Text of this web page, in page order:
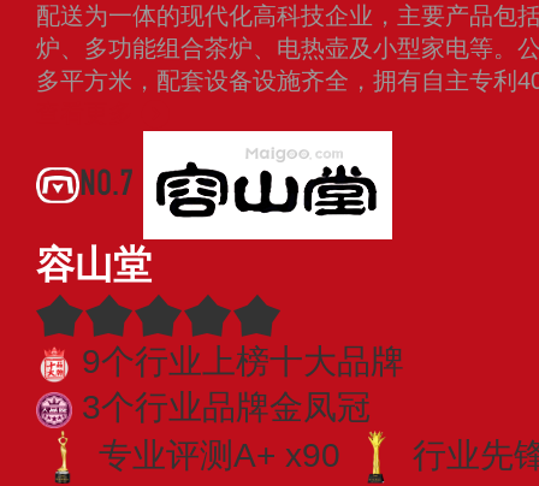
配送为一体的现代化高科技企业，主要产品包
炉、多功能组合茶炉、电热壶及小型家电等。
多平方米，配套设备设施齐全，拥有自主专利
NO.7
容山堂
9个行业上榜十大品牌
3个行业品牌金凤冠
专业评测A+ x90
行业先